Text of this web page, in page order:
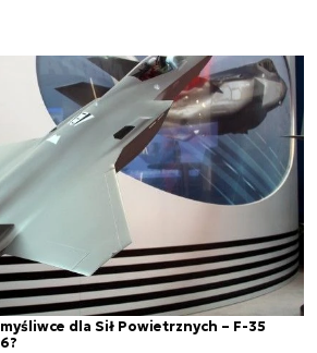
dla Sił Powietrznych – F-35